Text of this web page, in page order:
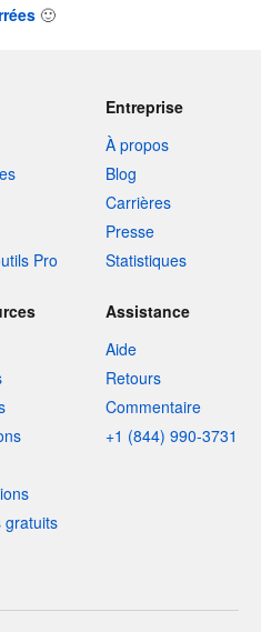
🙂
Pro
Entreprise
À propos
Blog
Carrières
Presse
Statistiques
gratuits
Assistance
Aide
Retours
Commentaire
+1 (844) 990-3731